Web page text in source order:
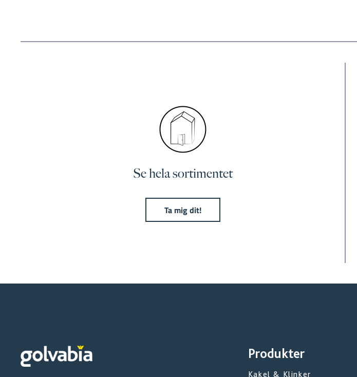
Se hela sortimentet
Ta mig dit!
Produkter
Kakel & Klinker